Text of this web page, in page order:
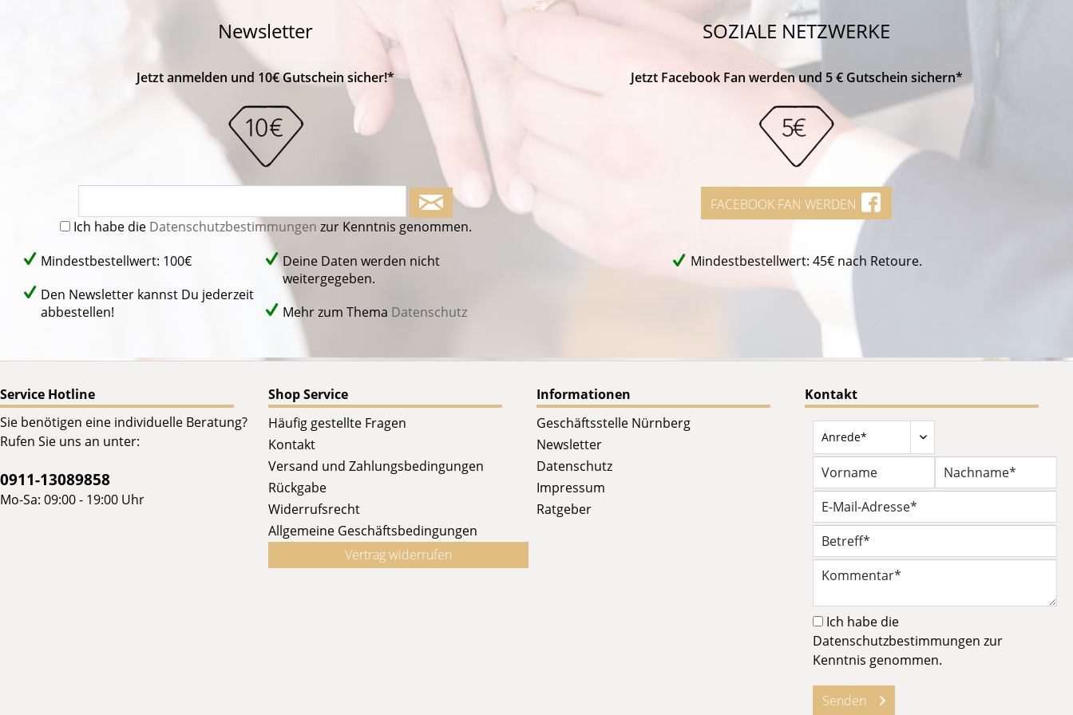
Newsletter
Jetzt anmelden und 10€ Gutschein sicher!*
Ich habe die Datenschutzbestimmungen zur Kenntnis genommen.
Mindestbestellwert: 100€
Den Newsletter kannst Du jederzeit
abbestellen!
Deine Daten werden nicht
weitergegeben.
Mehr zum Thema Datenschutz
SOZIALE NETZWERKE
Jetzt Facebook Fan werden und 5 € Gutschein sichern*
FACEBOOK FAN WERDEN
Mindestbestellwert: 45€ nach Retoure.
Service Hotline
Sie benötigen eine individuelle Beratung?
Rufen Sie uns an unter:
0911-13089858
Mo-Sa: 09:00 - 19:00 Uhr
Shop Service
Häufig gestellte Fragen
Kontakt
Versand und Zahlungsbedingungen
Rückgabe
Widerrufsrecht
Allgemeine Geschäftsbedingungen
Vertrag widerrufen
Informationen
Geschäftsstelle Nürnberg
Newsletter
Datenschutz
Impressum
Ratgeber
Kontakt
Ich habe die
Datenschutzbestimmungen zur
Kenntnis genommen.
Senden